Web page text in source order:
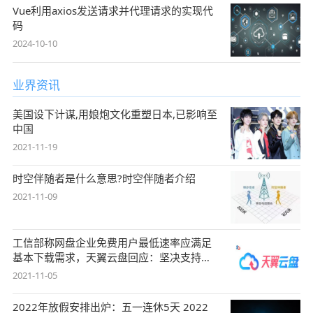
Vue利用axios发送请求并代理请求的实现代
码
2024-10-10
业界资讯
美国设下计谋,用娘炮文化重塑日本,已影响至
中国
2021-11-19
时空伴随者是什么意思?时空伴随者介绍
2021-11-09
工信部称网盘企业免费用户最低速率应满足
基本下载需求，天翼云盘回应：坚决支持，
始终
2021-11-05
2022年放假安排出炉：五一连休5天 2022